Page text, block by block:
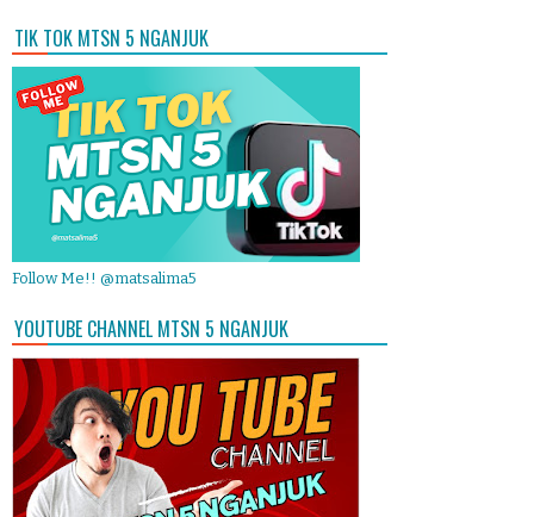
TIK TOK MTSN 5 NGANJUK
Follow Me!! @matsalima5
YOUTUBE CHANNEL MTSN 5 NGANJUK